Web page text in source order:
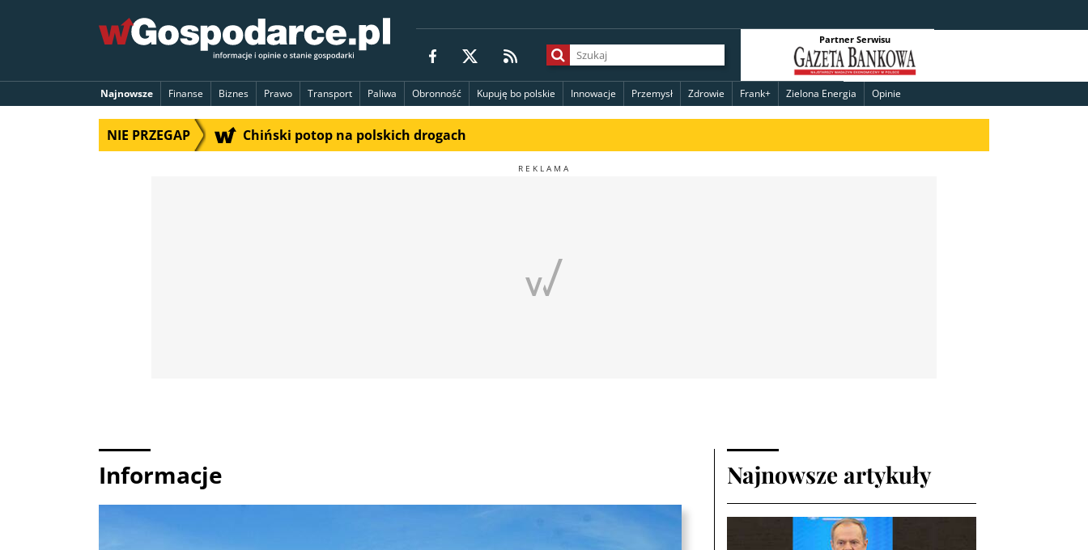
Partner Serwisu
Najnowsze Finanse Biznes Prawo Transport Paliwa Obronność Kupuję bo polskie Innowacje Przemysł Zdrowie Frank+ Zielona Energia Opinie
NIE PRZEGAP Chiński potop na polskich drogach
Informacje Najnowsze artykuły